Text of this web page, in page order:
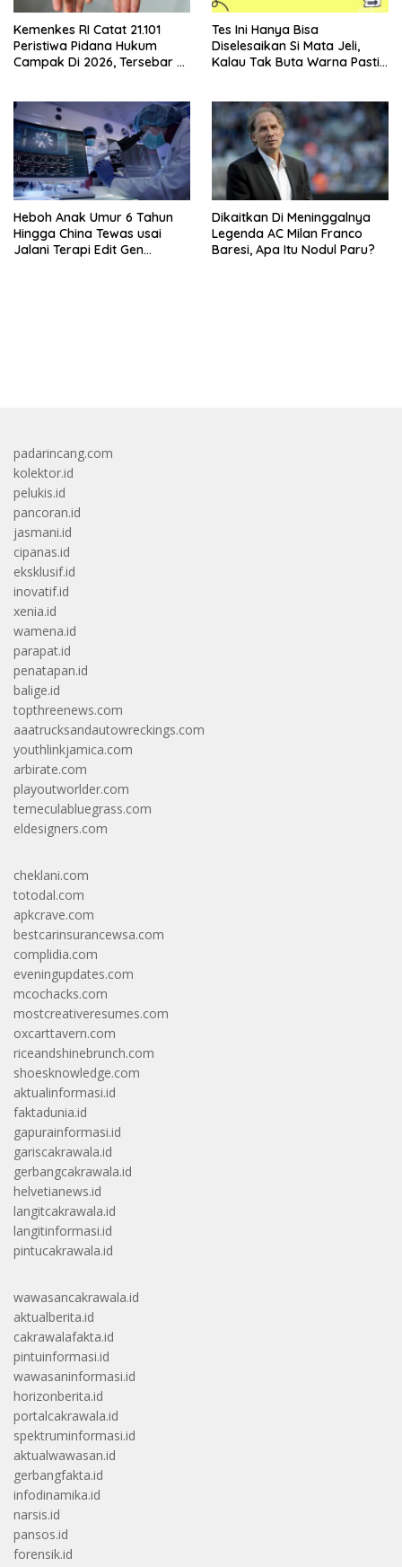
Kemenkes RI Catat 21.101
Peristiwa Pidana Hukum
Campak Di 2026, Tersebar Di
Tes Ini Hanya Bisa
Diselesaikan Si Mata Jeli,
Kalau Tak Buta Warna Pasti
Heboh Anak Umur 6 Tahun
Hingga China Tewas usai
Jalani Terapi Edit Gen
Dikaitkan Di Meninggalnya
Legenda AC Milan Franco
Baresi, Apa Itu Nodul Paru?
padarincang.com
kolektor.id
pelukis.id
pancoran.id
jasmani.id
cipanas.id
eksklusif.id
inovatif.id
xenia.id
wamena.id
parapat.id
penatapan.id
balige.id
topthreenews.com
aaatrucksandautowreckings.com
youthlinkjamica.com
arbirate.com
playoutworlder.com
temeculabluegrass.com
eldesigners.com
cheklani.com
totodal.com
apkcrave.com
bestcarinsurancewsa.com
complidia.com
eveningupdates.com
mcochacks.com
mostcreativeresumes.com
oxcarttavern.com
riceandshinebrunch.com
shoesknowledge.com
aktualinformasi.id
faktadunia.id
gapurainformasi.id
gariscakrawala.id
gerbangcakrawala.id
helvetianews.id
langitcakrawala.id
langitinformasi.id
pintucakrawala.id
wawasancakrawala.id
aktualberita.id
cakrawalafakta.id
pintuinformasi.id
wawasaninformasi.id
horizonberita.id
portalcakrawala.id
spektruminformasi.id
aktualwawasan.id
gerbangfakta.id
infodinamika.id
narsis.id
pansos.id
forensik.id